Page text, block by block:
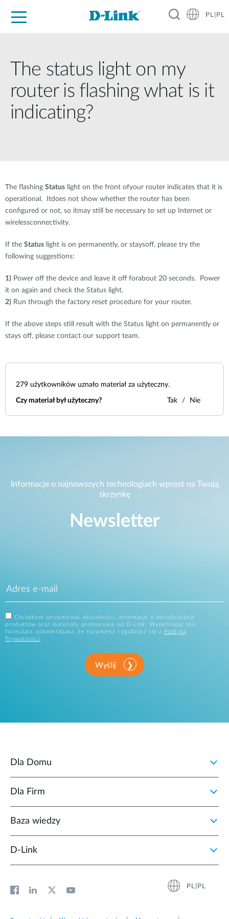
PL|PL
The status light on my
router is flashing what is it
indicating?
The flashing Status light on the front ofyour router indicates that it is
operational. Itdoes not show whether the router has been
configured or not, so itmay still be necessary to set up Internet or
wirelessconnectivity.
If the Status light is on permanently, or staysoff, please try the
following suggestions:
1) Power off the device and leave it off forabout 20 seconds. Power
it on again and check the Status light.
2) Run through the factory reset procedure for your router.
If the above steps still result with the Status light on permanently or
stays off, please contact our support team.
279 użytkowników uznało materiał za użyteczny.
Czy materiał był użyteczny? Tak Nie
Informacje o najnowszych technologiach wprost na Twoją
skrzynkę
Newsletter
Chciałbym otrzymywać aktualności, informacje o aktualizacjach
produktów oraz materiały promocyjne od D-Link. Wypełniając ten
formularz, potwierdzasz, że rozumiesz i zgadzasz się z
Polityką
Prywatności.
Wyślij
Dla Domu
Dla Firm
Baza wiedzy
D‑Link
PL|PL